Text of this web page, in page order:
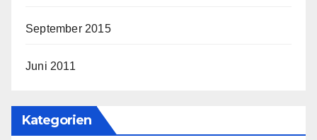
September 2015
Juni 2011
Kategorien